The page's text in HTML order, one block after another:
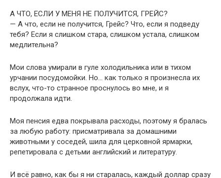
А ЧТО, ЕСЛИ У МЕНЯ НЕ ПОЛУЧИТСЯ, ГРЕЙС?
— А что, если не получится, Грейс? Что, если я подведу
тебя? Если я слишком стара, слишком устала, слишком
медлительна?
Мои слова умирали в гуле холодильника или в тихом
урчании посудомойки. Но… как только я произнесла их
вслух, что-то странное проснулось во мне, и я
продолжала идти.
Моя пенсия едва покрывала расходы, поэтому я бралась
за любую работу: присматривала за домашними
животными у соседей, шила для церковной ярмарки,
репетировала с детьми английский и литературу.
И всё равно, как бы я ни старалась, каждый доллар сразу